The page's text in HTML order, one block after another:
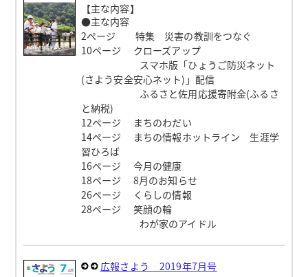
【主な内容】
●主な内容
2ページ 特集 災害の教訓をつなぐ
10ページ クローズアップ
スマホ版「ひょうご防災ネット
(さよう安全安心ネット)」配信
ふるさと佐用応援寄附金(ふるさ
と納税)
12ページ まちのわだい
14ページ まちの情報ホットライン 生涯学
習ひろば
16ページ 今月の健康
18ページ 8月のお知らせ
26ページ くらしの情報
28ページ 笑顔の輪
わが家のアイドル
広報さよう 2019年7月号